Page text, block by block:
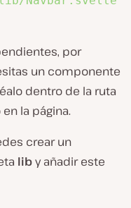
por
un componente
dentro de la ruta
la página.
crear un
liby añadir este